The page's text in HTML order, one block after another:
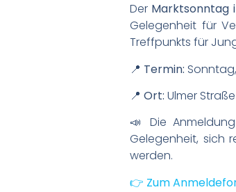
Der Marktsonntag
Gelegenheit für
Treffpunkts für
📍 Termin:
📍 Ort: Ulmer
📣 Die
Gelegenheit, sich
werden.
👉 Zum